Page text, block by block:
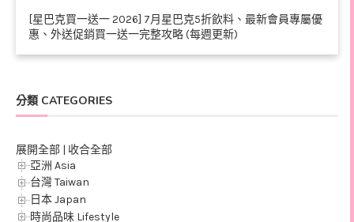
[星巴克買一送一 2026] 7月星巴克5折飲料、最新會員專屬優
惠、外送促銷買一送一完整攻略 (每週更新)
分類 CATEGORIES
展開全部 | 收合全部
亞洲 Asia
台灣 Taiwan
日本 Japan
時尚品味 Lifestyle